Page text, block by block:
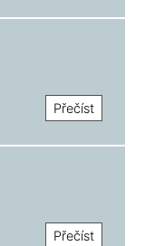
Přečíst
Přečíst